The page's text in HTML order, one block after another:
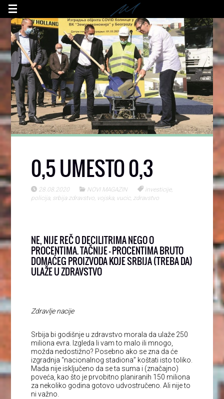
0,5 UMESTO 0,3
28.08.2020 NOVI MAGAZIN investicije,
policija, srbija zdravstvo, vojska, vucic, zdravstvo
NE, NIJE REČ O DECILITRIMA NEGO O
PROCENTIMA. TAČNIJE – PROCENTIMA BRUTO
DOMAĆEG PROIZVODA KOJE SRBIJA (TREBA DA)
ULAŽE U ZDRAVSTVO
Zdravlje nacije
Srbija bi godišnje u zdravstvo morala da ulaže 250
miliona evra. Izgleda li vam to malo ili mnogo,
možda nedostižno? Posebno ako se zna da će
izgradnja “nacionalnog stadiona” koštati isto toliko.
Mada nije isključeno da se ta suma i (značajno)
poveća, kao što je prvobitno planiranih 150 miliona
za nekoliko godina gotovo udvostručeno. Ali nije to
ni važno.